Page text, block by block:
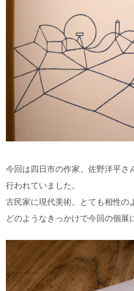
今回は四日市の作家、佐野洋平
行われていました。
古民家に現代美術。とても相性の
どのようなきっかけで今回の個展